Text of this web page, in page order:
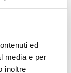
ed
media e per
inoltre